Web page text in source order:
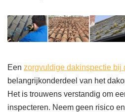
Een zorgvuldige dakinspectie bij
belangrijkonderdeel van het
Het is trouwens verstandig om
inspecteren. Neem geen risico